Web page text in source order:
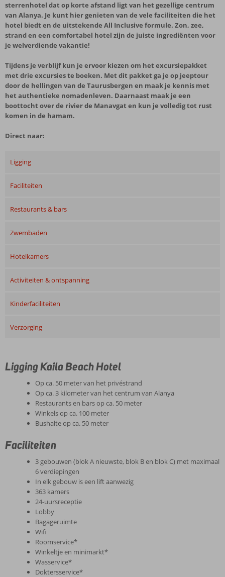
sterrenhotel dat op korte afstand ligt van het gezellige centrum
van Alanya. Je kunt hier genieten van de vele faciliteiten die het
hotel biedt en de uitstekende All Inclusive formule. Zon, zee,
strand en een comfortabel hotel zijn de juiste ingrediënten voor
je welverdiende vakantie!
Tijdens je verblijf kun je ervoor kiezen om het excursiepakket
met drie excursies te boeken. Met dit pakket ga je op jeeptour
door de hellingen van de Taurusbergen en maak je kennis met
het authentieke nomadenleven. Daarnaast maak je een
boottocht over de rivier de Manavgat en kun je volledig tot rust
komen in de hamam.
Direct naar:
Ligging
Faciliteiten
Restaurants & bars
Zwembaden
Hotelkamers
Activiteiten & ontspanning
Kinderfaciliteiten
Verzorging
Ligging Kaila Beach Hotel
Op ca. 50 meter van het privéstrand
Op ca. 3 kilometer van het centrum van Alanya
Restaurants en bars op ca. 50 meter
Winkels op ca. 100 meter
Bushalte op ca. 50 meter
Faciliteiten
3 gebouwen (blok A nieuwste, blok B en blok C) met maximaal
6 verdiepingen
In elk gebouw is een lift aanwezig
363 kamers
24-uursreceptie
Lobby
Bagageruimte
Wifi
Roomservice*
Winkeltje en minimarkt*
Wasservice*
Doktersservice*